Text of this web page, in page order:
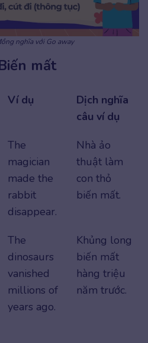
nghĩa với Go away
mất
Ví dụ
Dịch nghĩa
câu ví dụ
The
magician
made the
rabbit
disappear.
Nhà ảo
thuật làm
con thỏ
biến mất.
The
dinosaurs
vanished
millions of
years ago.
Khủng long
biến mất
hàng triệu
năm trước.